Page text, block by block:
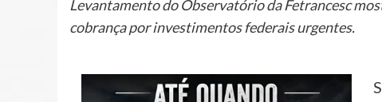
Levantamento do Observatório da Fetrancesc
cobrança por investimentos federais urgentes.